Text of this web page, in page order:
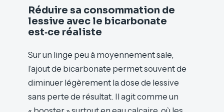
Réduire sa consommation de
lessive avec le bicarbonate
est‑ce réaliste
Sur un linge peu à moyennement sale,
l’ajout de bicarbonate permet souvent de
diminuer légèrement la dose de lessive
sans perte de résultat. Il agit comme un